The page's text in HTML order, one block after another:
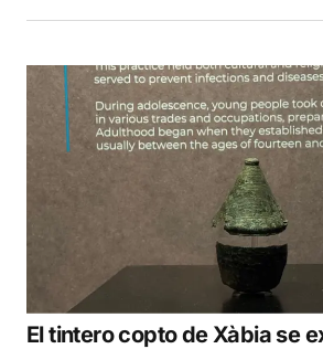
El tintero copto de Xàbia se